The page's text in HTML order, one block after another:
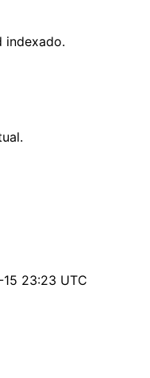
indexado.
23:23 UTC